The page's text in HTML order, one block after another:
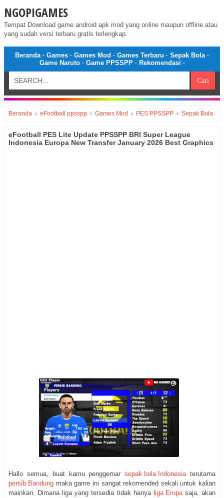
NGOPIGAMES
Tempat Download game android apk mod yang online maupun offline atau
yang sudah versi terbaru gratis terlengkap.
Beranda· Games · Games Mod · Games Terbaru · Sepak Bola·
Game Naruto· Game PPSSPP· Rekomendasi ·
Beranda › eFootball ppsspp › Games Mod › PES PPSSPP › Sepak Bola
eFootball PES Lite Update PPSSPP BRI Super League
Indonesia Europa New Transfer January 2026 Best Graphics
Hallo semua, buat kamu penggemarsepak bola Indonesiaterutama
persib Bandung maka game ini sangat rekomended sekali untuk kalian
mainkan. Dimana liga yang tersedia tidak hanya liga Eropasaja, akan